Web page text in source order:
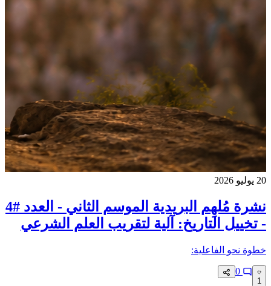
20 يوليو 2026
نشرة مُلهِم البريدية الموسم الثاني - العدد #4
- تخييل التاريخ: آلية لتقريب العلم الشرعي
خطوة نحو الفاعلية:‏
1